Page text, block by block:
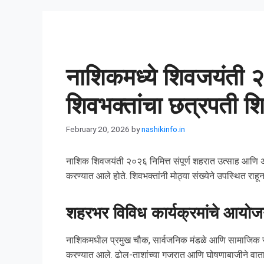
नाशिकमध्ये शिवजयंती
शिवभक्तांचा छत्रपती
February 20, 2026 bynashikinfo.in
नाशिक शिवजयंती २०२६ निमित्त संपूर्ण शहरात उत्साह आणि
करण्यात आले होते. शिवभक्तांनी मोठ्या संख्येने उपस्थित राहून
शहरभर विविध कार्यक्रमांचे
नाशिकमधील प्रमुख चौक, सार्वजनिक मंडळे आणि सामाजिक
करण्यात आले. ढोल-ताशांच्या गजरात आणि घोषणाबाजीने